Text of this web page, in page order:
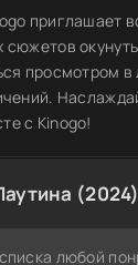
приглашает
сюжетов
просмотром
с Kinogo!
любой